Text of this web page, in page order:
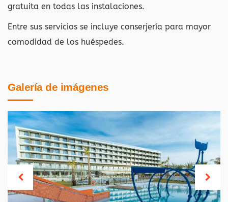
gratuita en todas las instalaciones.
Entre sus servicios se incluye conserjería para mayor
comodidad de los huéspedes.
Galería de imágenes